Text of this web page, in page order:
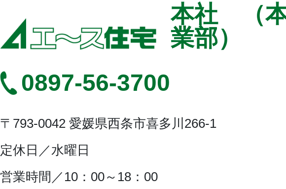
本社 （
業部）
0897-56-3700
〒793-0042 愛媛県西条市喜多川266-1
定休日／水曜日
営業時間／ 10：00～18：00